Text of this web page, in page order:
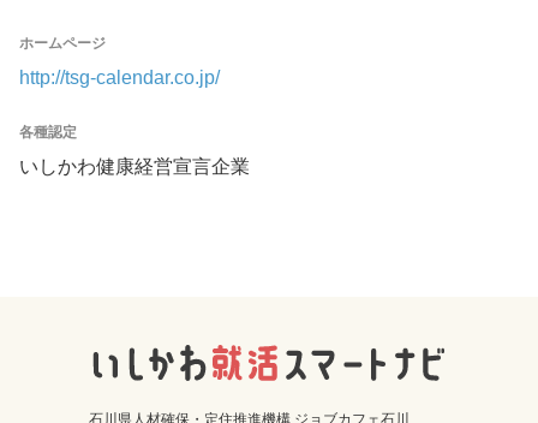
ホームページ
http://tsg-calendar.co.jp/
各種認定
いしかわ健康経営宣言企業
石川県人材確保・定住推進機構 ジョブカフェ石川